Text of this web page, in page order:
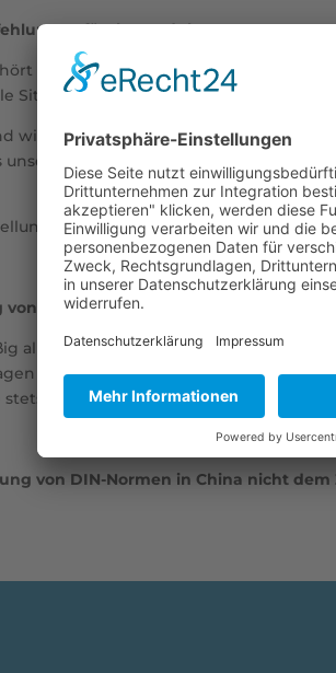
für Ihr Produkt
es, aus den ermittelten Normen
Situation und erarbeiten konkrete
wir dafür optimal geeignet – wir
Erfahrungen schöpfen und in
im Voraus oder frühzeitige
DIN-Normen in China
alle fünf Jahre überprüft und
führen. Dadurch können
stets auf der aktuellen normativen
von DIN-Normen in China nicht